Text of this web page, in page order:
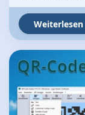
Weiterlesen